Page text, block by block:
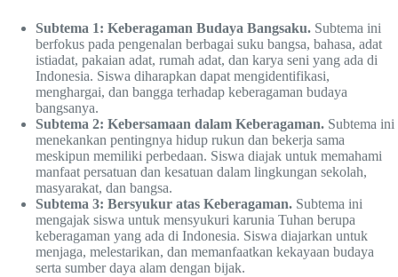
Subtema 1: Keberagaman Budaya Bangsaku. Subtema ini
berfokus pada pengenalan berbagai suku bangsa, bahasa, adat
istiadat, pakaian adat, rumah adat, dan karya seni yang ada di
Indonesia. Siswa diharapkan dapat mengidentifikasi,
menghargai, dan bangga terhadap keberagaman budaya
bangsanya.
Subtema 2: Kebersamaan dalam Keberagaman. Subtema ini
menekankan pentingnya hidup rukun dan bekerja sama
meskipun memiliki perbedaan. Siswa diajak untuk memahami
manfaat persatuan dan kesatuan dalam lingkungan sekolah,
masyarakat, dan bangsa.
Subtema 3: Bersyukur atas Keberagaman. Subtema ini
mengajak siswa untuk mensyukuri karunia Tuhan berupa
keberagaman yang ada di Indonesia. Siswa diajarkan untuk
menjaga, melestarikan, dan memanfaatkan kekayaan budaya
serta sumber daya alam dengan bijak.